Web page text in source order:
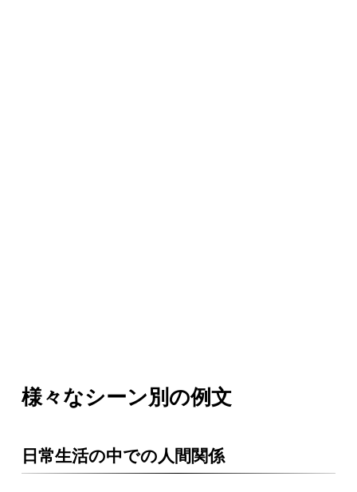
様々なシーン別の例文
日常生活の中での人間関係